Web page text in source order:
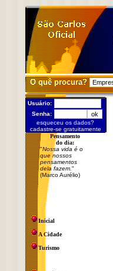
O quê procura?
Usuário:
Senha:
esqueceu os dados?
cadastre-se gratuitamente
Pensamento
do dia:
"Nossa vida é o
que nossos
pensamentos
dela fazem. "
(Marco Aurélio)
Inicial
A Cidade
Turismo